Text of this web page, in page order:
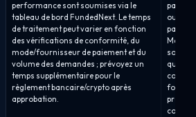
performance sont soumises via le
tableau de bord FundedNext. Le temps
de traitement peut varier en fonction
des vérifications de conformité, du
mode/fournisseur de paiement et du
volume des demandes ; prévoyez un
temps supplémentaire pour le
règlement bancaire/crypto après
approbation.
que les